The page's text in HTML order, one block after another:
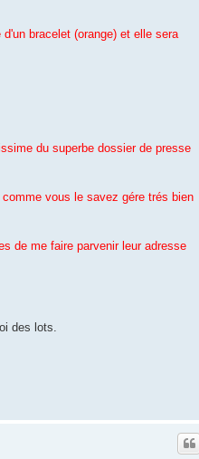
bracelet (orange) et elle sera
du superbe dossier de presse
vous le savez gére trés bien
de me faire parvenir leur adresse
des lots.